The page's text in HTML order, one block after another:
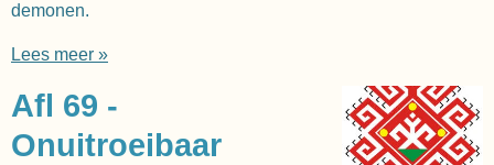
demonen.
Lees meer »
Afl 69 -
Onuitroeibaar